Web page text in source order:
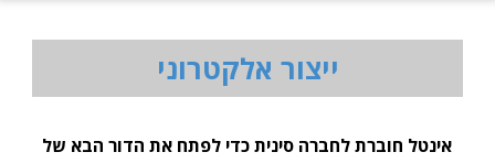
ייצור אלקטרוני
אינטל חוברת לחברה סינית כדי לפתח את הדור הבא של